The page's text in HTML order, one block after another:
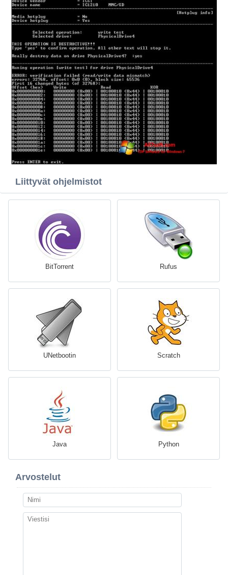
Liittyvät ohjelmistot
BitTorrent Rufus
UNetbootin Scratch
Java Python
Arvostelut